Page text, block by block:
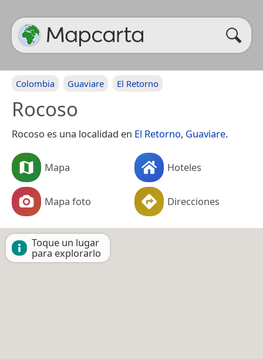
Colombia Guaviare El Retorno
Rocoso
Rocoso es una localidad en El Retorno, Guaviare.
Mapa Hoteles
Mapa foto Direcciones
Toque un lugar
para explorarlo